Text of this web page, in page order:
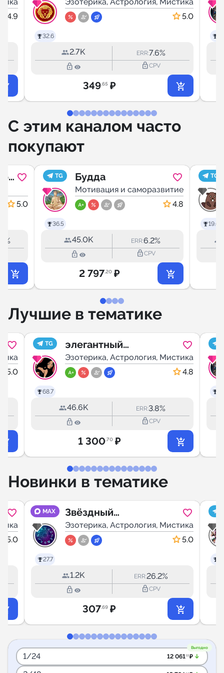
4.9
32.6
5.0
2.7K ERR:7.6%
lock_outline lock_outlineCPV
349.65 ₽
С этим каналом часто
покупают
|
5.0
TG
36.5
Будда
Мотивация и саморазвитие
4.8
45.0K ERR:6.2%
lock_outline lock_outlineCPV
2 797.20 ₽
TG
19.6
Лучшие в тематике
5.0
TG
68.7
элегантный
гороскоп
Эзотерика, Астрология, Мистика
4.8
46.6K ERR:3.8%
lock_outline lock_outlineCPV
1 300.70 ₽
Новинки в тематике
5.0
MAX
27.7
Звёздный
навигатор |
Гороскоп
Эзотерика, Астрология, Мистика
5.0
1.2K ERR:26.2%
lock_outline lock_outlineCPV
307.69 ₽
Выгодно
1/24 12 061.53₽ arrow_downward_alt